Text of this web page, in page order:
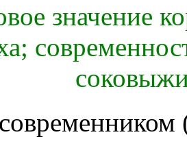
значение